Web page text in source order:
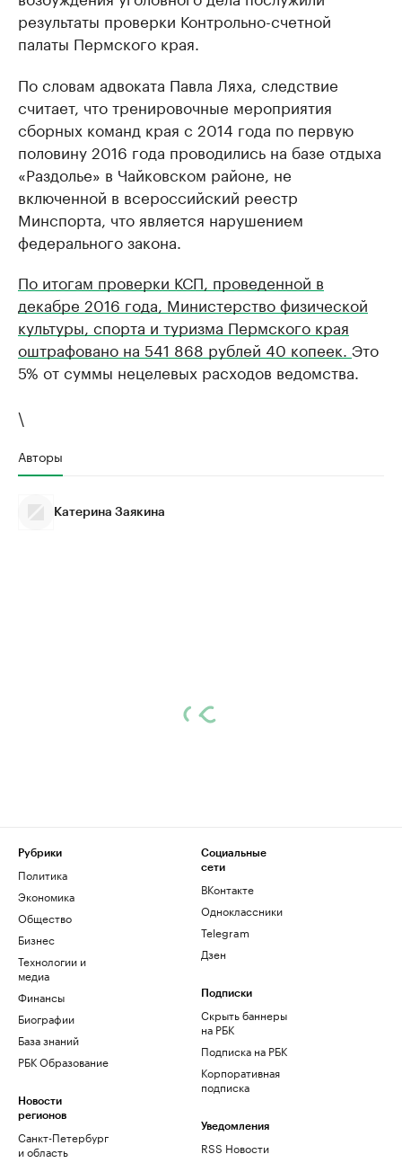
результаты проверки Контрольно-счетной
палаты Пермского края.
По словам адвоката Павла Ляха, следствие
считает, что тренировочные мероприятия
сборных команд края с 2014 года по первую
половину 2016 года проводились на базе отдыха
«Раздолье» в Чайковском районе, не
включенной в всероссийский реестр
Минспорта, что является нарушением
федерального закона.
По итогам проверки КСП, проведенной в
декабре 2016 года, Министерство физической
культуры, спорта и туризма Пермского края
оштрафовано на 541 868 рублей 40 копеек. Это
5% от суммы нецелевых расходов ведомства.
\
Авторы
Катерина Заякина
Рубрики
Политика
Экономика
Общество
Бизнес
Технологии и
медиа
Финансы
Биографии
База знаний
РБК Образование
Новости
регионов
Санкт-Петербург
и область
Социальные
сети
ВКонтакте
Одноклассники
Telegram
Дзен
Подписки
Скрыть баннеры
на РБК
Подписка на РБК
Корпоративная
подписка
Уведомления
RSS Новости